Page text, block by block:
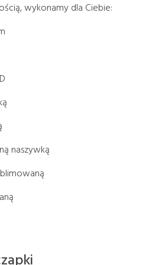
wykonamy dla Ciebie:
naszywką